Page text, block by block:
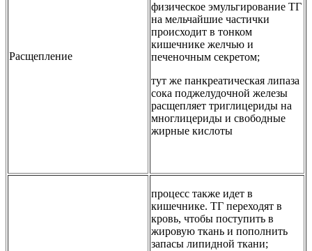
Расщепление
физическое эмульгирование ТГ
на мельчайшие частички
происходит в тонком
кишечнике желчью и
печеночным секретом;
тут же панкреатическая липаза
сока поджелудочной железы
расщепляет триглицериды на
многлицериды и свободные
жирные кислоты
процесс также идет в
кишечнике. ТГ переходят в
кровь, чтобы поступить в
жировую ткань и пополнить
запасы липидной ткани;